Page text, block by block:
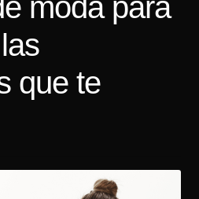
moda para
que te